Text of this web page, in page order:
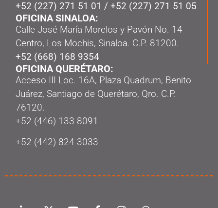
+52 (227) 271 51 01 / +52 (227) 271 51 05
OFICINA SINALOA:
Calle José María Morelos y Pavón No. 14
Centro, Los Mochis, Sinaloa. C.P. 81200.
+52 (668) 168 9354
OFICINA QUERÉTARO:
Acceso III Loc. 16A, Plaza Quadrum, Benito
Juárez, Santiago de Querétaro, Qro. C.P.
76120.
‭+52 (446) 133 8091‬
+52 (442) 824 3033